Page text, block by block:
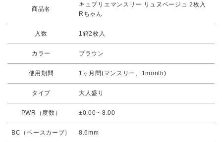
商品名
キュプリエマンスリー リュヌベージュ 2枚入
Rちゃん
入数 1箱2枚入
カラー ブラウン
使用期間 1ヶ月間(マンスリー、1month)
タイプ 大人盛り
PWR（度数） ±0.00~-8.00
BC（ベースカーブ） 8.6mm